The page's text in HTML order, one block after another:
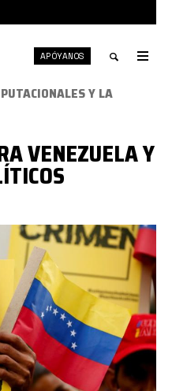
APÓYANOS
Y LA
VENEZUELA Y